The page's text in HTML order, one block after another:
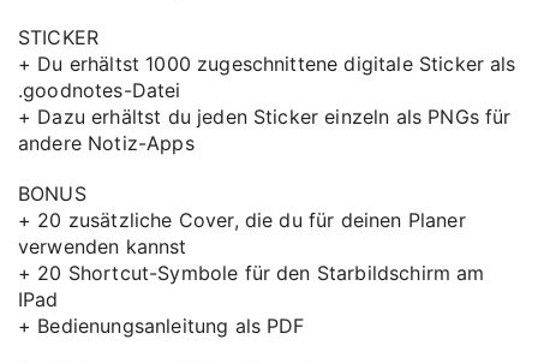
STICKER
+ Du erhältst 1000 zugeschnittene digitale Sticker als
.goodnotes-Datei
+ Dazu erhältst du jeden Sticker einzeln als PNGs für
andere Notiz-Apps
BONUS
+ 20 zusätzliche Cover, die du für deinen Planer
verwenden kannst
+ 20 Shortcut-Symbole für den Starbildschirm am
IPad
+ Bedienungsanleitung als PDF